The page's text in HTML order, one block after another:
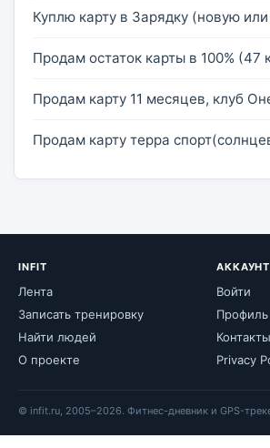
Куплю карту в Зарядку (новую или
Продам остаток карты в 100%
Продам карту 11 месяцев, клуб
Продам карту терра
INFIT
Лента
Записать тренировку
Найти людей
О проекте
АККАУНТ
Войти
Профиль
Контакты
Privacy
© infit.ru, 2005–2026. Фитнес-дневник и GPS-